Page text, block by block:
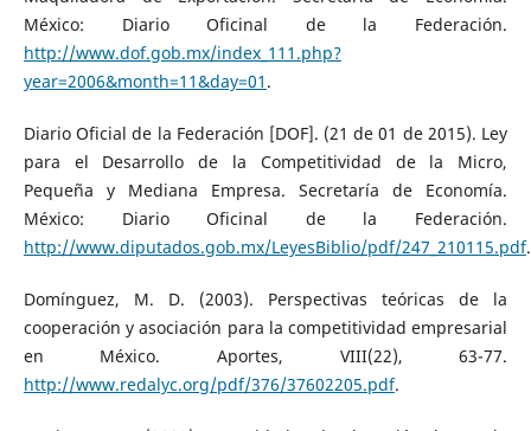
México: Diario Oficinal de la Federación.
http://www.dof.gob.mx/index_111.php?
year=2006&month=11&day=01 .
Diario Oficial de la Federación [DOF]. (21 de 01 de 2015). Ley
para el Desarrollo de la Competitividad de la Micro,
Pequeña y Mediana Empresa. Secretaría de Economía.
México: Diario Oficinal de la Federación.
http://www.diputados.gob.mx/LeyesBiblio/pdf/247_210115.pdf.
Domínguez, M. D. (2003). Perspectivas teóricas de la
cooperación y asociación para la competitividad empresarial
en México. Aportes, VIII(22), 63-77.
http://www.redalyc.org/pdf/376/37602205.pdf.